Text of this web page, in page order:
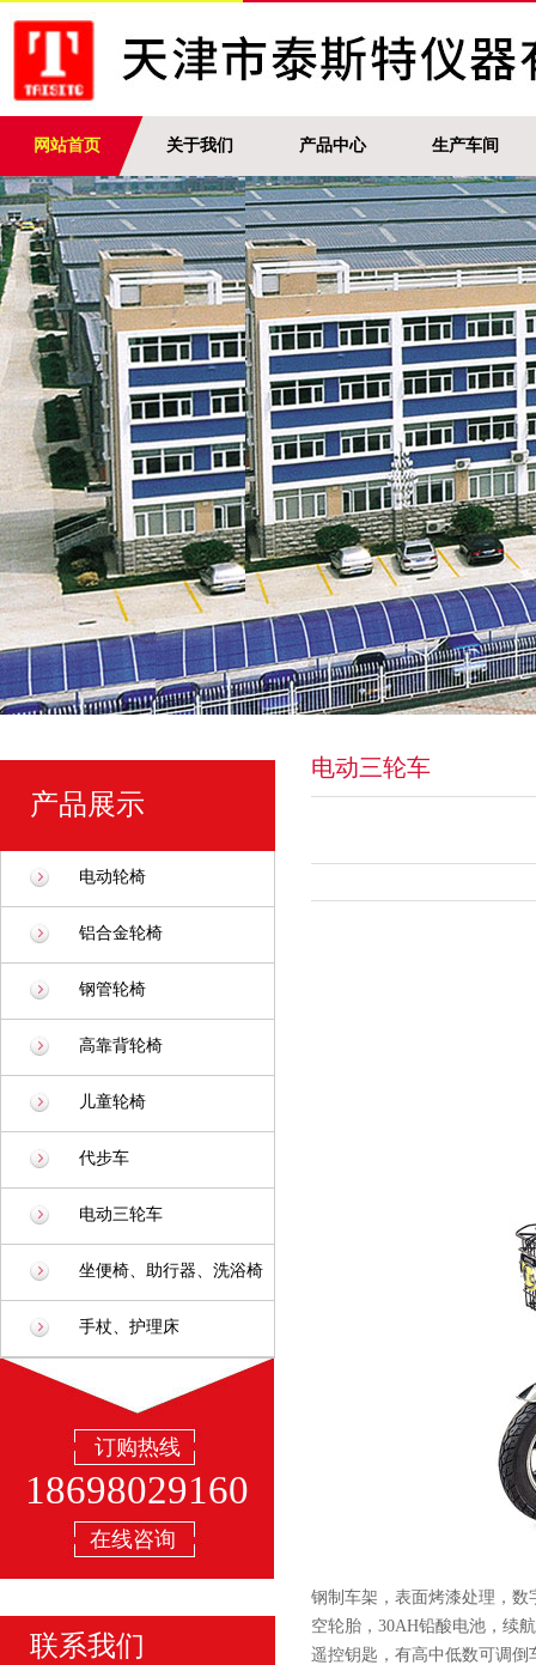
网站首页 关于我们 产品中心 生产车间
产品展示
电动轮椅
铝合金轮椅
钢管轮椅
高靠背轮椅
儿童轮椅
代步车
电动三轮车
坐便椅、助行器、洗浴椅
手杖、护理床
订购热线
18698029160
在线咨询
联系我们
电动三轮车
钢制车架，表面烤漆处理，数
空轮胎，30AH铅酸电池，续
遥控钥匙，有高中低数可调倒